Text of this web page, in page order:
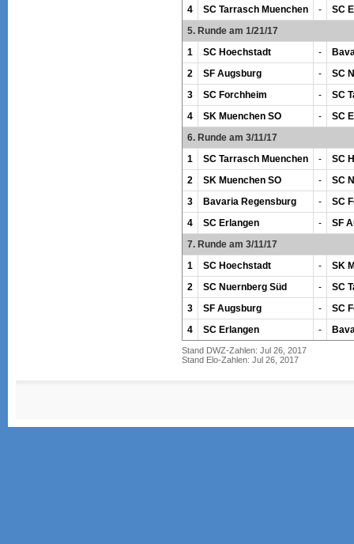
4
SC Tarrasch Muenchen -
SC
5. Runde am 1/21/17
1
SC Hoechstadt -
2
SF Augsburg -
SC
3
SC Forchheim -
SC
4
SK Muenchen SO -
SC
6. Runde am 3/11/17
1
SC Tarrasch Muenchen -
SC
2
SK Muenchen SO -
SC
3
Bavaria Regensburg -
SC
4
SC Erlangen -
SF
7. Runde am 3/11/17
1
SC Hoechstadt -
SK
2
SC Nuernberg Süd -
SC
3
SF Augsburg -
SC
4
SC Erlangen -
Stand DWZ-Zahlen: Jul 26, 2017
Stand Elo-Zahlen: Jul 26, 2017